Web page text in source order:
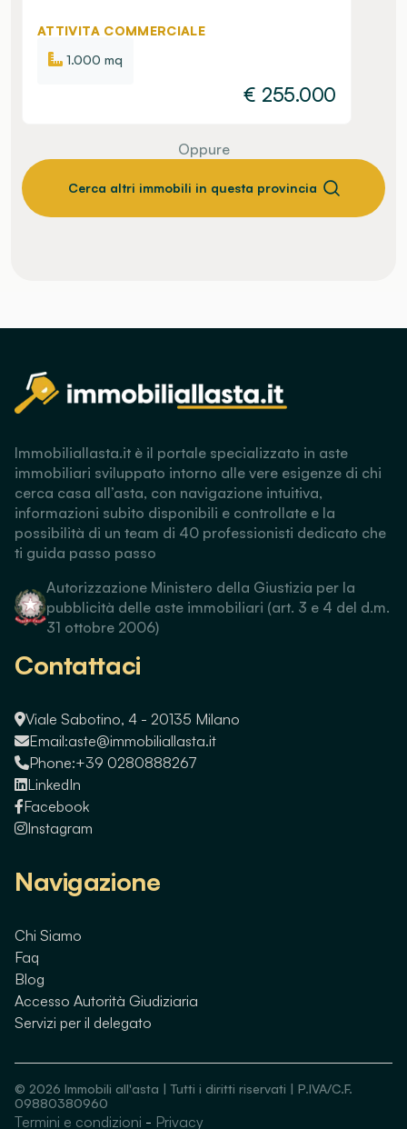
ATTIVITA COMMERCIALE
1.000 mq
€ 255.000
Oppure
Cerca altri immobili in questa provincia
Immobiliallasta.it è il portale specializzato in aste
immobiliari sviluppato intorno alle vere esigenze di chi
cerca casa all’asta, con navigazione intuitiva,
informazioni subito disponibili e controllate e la
possibilità di un team di 40 professionisti dedicato che
ti guida passo passo
Autorizzazione Ministero della Giustizia per la
pubblicità delle aste immobiliari (art. 3 e 4 del d.m.
31 ottobre 2006)
Contattaci
Viale Sabotino, 4 - 20135 Milano
Email:aste@immobiliallasta.it
Phone:+39 0280888267
LinkedIn
Facebook
Instagram
Navigazione
Chi Siamo
Faq
Blog
Accesso Autorità Giudiziaria
Servizi per il delegato
© 2026 Immobili all'asta | Tutti i diritti riservati | P.IVA/C.F.
09880380960
Termini e condizioni - Privacy